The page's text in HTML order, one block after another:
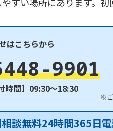
はこちらから
9901
時間】09:30〜18:30
※
談無料24時間365日